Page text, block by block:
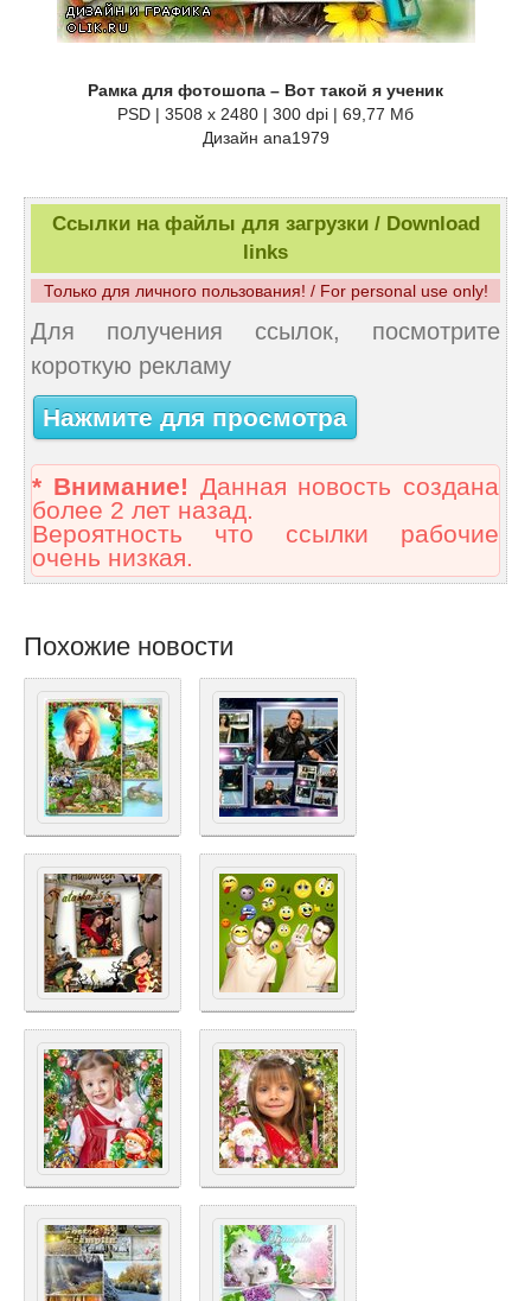
Рамка для фотошопа – Вот такой я ученик
PSD | 3508 x 2480 | 300 dpi | 69,77 Мб
Дизайн аnа1979
Ссылки на файлы для загрузки / Download
links
Только для личного пользования! / For personal use only!
Для получения ссылок, посмотрите
короткую рекламу
Нажмите для просмотра
* Внимание! Данная новость создана
более 2 лет назад.
Вероятность что ссылки рабочие
очень низкая.
Похожие новости